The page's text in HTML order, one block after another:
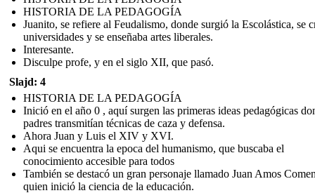
HISTORIA DE LA PEDAGOGÍA
Juanito, se refiere al Feudalismo, donde surgió la Escolástica, se
universidades y se enseñaba artes liberales.
Interesante.
Disculpe profe, y en el siglo XII, que pasó.
Slajd: 4
HISTORIA DE LA PEDAGOGÍA
Inició en el año 0 , aquí surgen las primeras ideas pedagógicas
padres transmitían técnicas de caza y defensa.
Ahora Juan y Luis el XIV y XVI.
Aqui se encuentra la epoca del humanismo, que buscaba el
conocimiento accesible para todos
También se destacó un gran personaje llamado Juan Amos
quien inició la ciencia de la educación.